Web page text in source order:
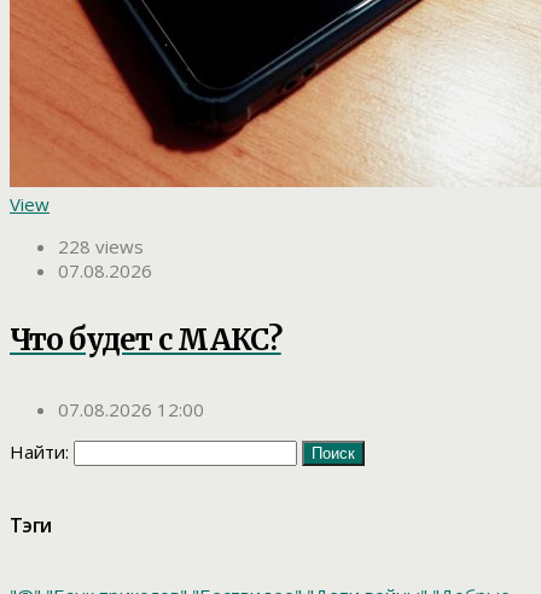
View
228 views
07.08.2026
Что будет с МАКС?
07.08.2026 12:00
Найти:
Тэги